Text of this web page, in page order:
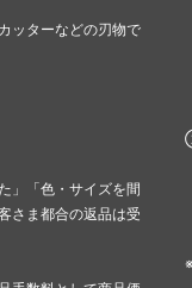
ッターなどの刃物で
」「色・サイズを間
さま都合の返品は受